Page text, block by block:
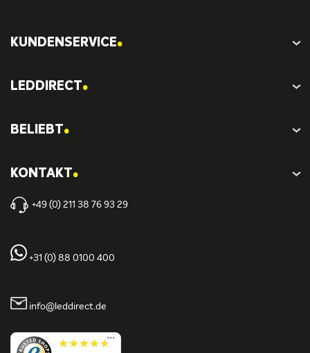
KUNDENSERVICE.
LEDDIRECT.
BELIEBT.
KONTAKT.
+49 (0) 211 38 76 93 29
+31 (0) 88 0100 400
info@leddirect.de
...